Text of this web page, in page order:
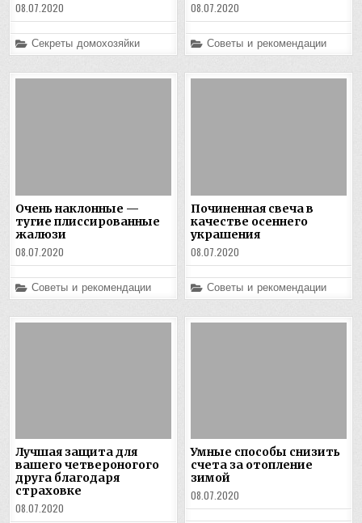
08.07.2020
Posted
in
Секреты домохозяйки
08.07.2020
Posted
in
Советы и рекомендации
Очень наклонные —
тугие плиссированные
жалюзи
08.07.2020
Posted
in
Советы и рекомендации
Починенная свеча в
качестве осеннего
украшения
08.07.2020
Posted
in
Советы и рекомендации
Лучшая защита для
вашего четвероногого
друга благодаря
страховке
08.07.2020
Умные способы снизить
счета за отопление
зимой
08.07.2020